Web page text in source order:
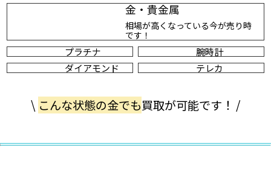
金・貴金属
相場が高くなっている今が売り時
です！
プラチナ
腕時計
ダイアモンド
テレカ
\ こんな状態の金でも買取が可能です！ /